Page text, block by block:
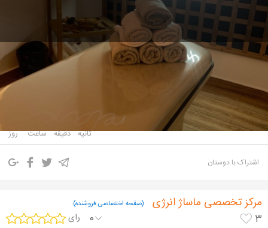
۵۰۰,۰۰۰ تومان ۳۵۰,۰۰۰ تومان
تهرانپارس
زمان باقیمانده
روز ساعت دقیقه ثانیه
اشتراک با دوستان
مرکز تخصصی ماساژ انرژی (صفحه اختصاصی فروشنده)
3 رای 0